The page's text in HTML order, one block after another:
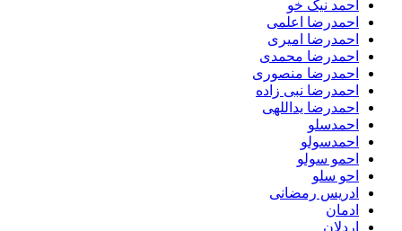
احمد نیک خو
احمدرضا اعلمی
احمدرضا امیری
احمدرضا محمدی
احمدرضا منصوری
احمدرضا نبی زاده
احمدرضا یداللهی
احمدسلو
احمدسولو
احمو سولو
احو سلو
ادریس رمضانی
ادمان
اردلان